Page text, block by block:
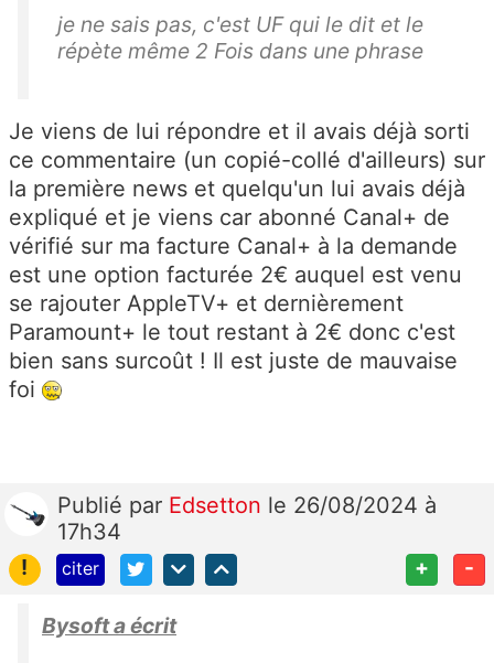
je ne sais pas, c'est UF qui le dit et le
répète même 2 Fois dans une phrase
Je viens de lui répondre et il avais déjà sorti
ce commentaire (un copié-collé d'ailleurs) sur
la première news et quelqu'un lui avais déjà
expliqué et je viens car abonné Canal+ de
vérifié sur ma facture Canal+ à la demande
est une option facturée 2€ auquel est venu
se rajouter AppleTV+ et dernièrement
Paramount+ le tout restant à 2€ donc c'est
bien sans surcoût ! Il est juste de mauvaise
foi
Publié par Edsetton le 26/08/2024 à
17h34
!
citer + -
Bysoft a écrit